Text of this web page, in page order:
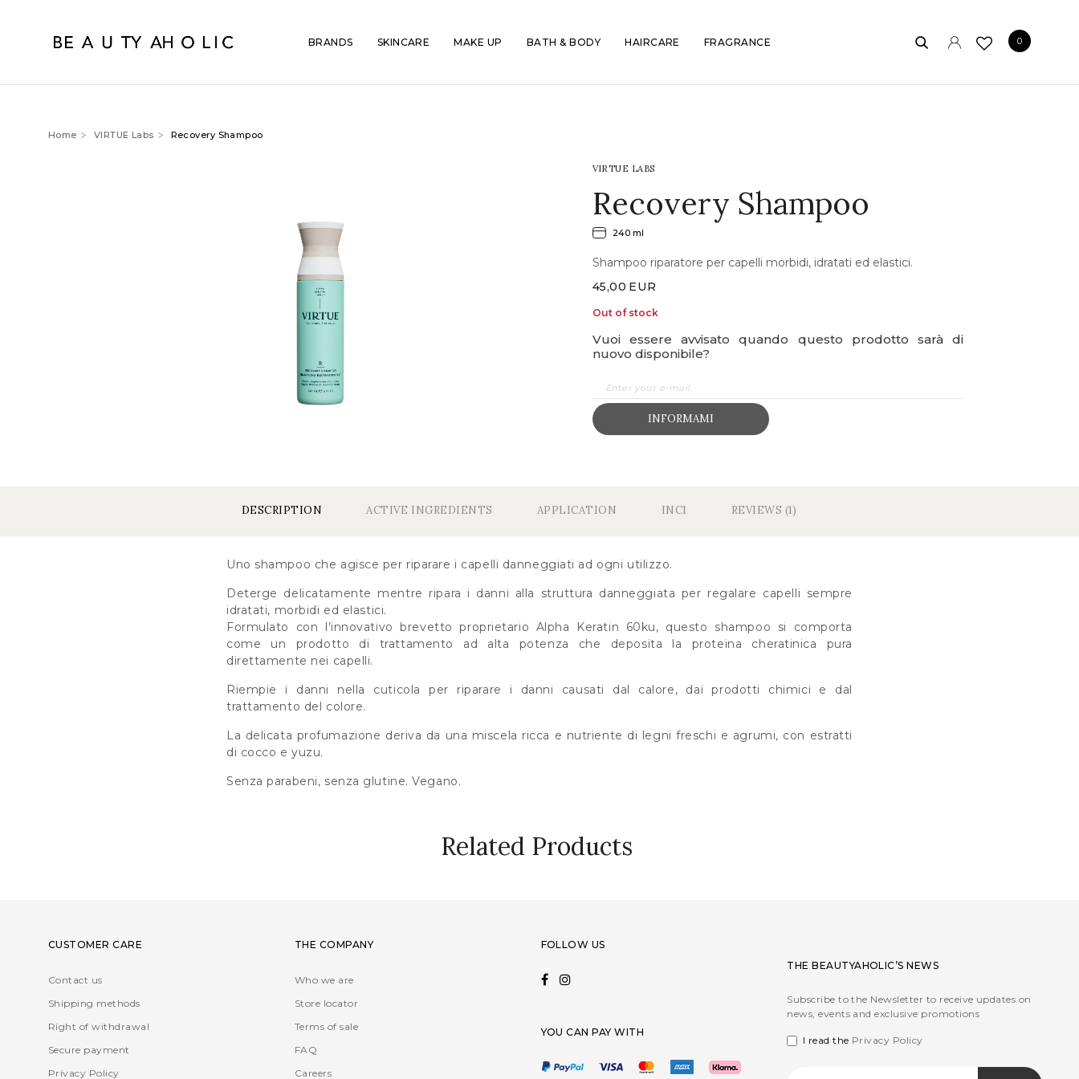
0
BRANDS SKINCARE MAKE UP BATH & BODY HAIRCARE FRAGRANCE
Home VIRTUE Labs Recovery Shampoo
VIRTUE LABS
Recovery Shampoo
240 ml
Shampoo riparatore per capelli morbidi, idratati ed elastici.
45,00 EUR
Out of stock
Vuoi essere avvisato quando questo prodotto sarà di
nuovo disponibile?
INFORMAMI
DESCRIPTION ACTIVE INGREDIENTS APPLICATION INCI REVIEWS (1)
Uno shampoo che agisce per riparare i capelli danneggiati ad ogni utilizzo.
Deterge delicatamente mentre ripara i danni alla struttura danneggiata per regalare capelli sempre
idratati, morbidi ed elastici.
Formulato con l’innovativo brevetto proprietario Alpha Keratin 60ku, questo shampoo si comporta
come un prodotto di trattamento ad alta potenza che deposita la proteina cheratinica pura
direttamente nei capelli.
Riempie i danni nella cuticola per riparare i danni causati dal calore, dai prodotti chimici e dal
trattamento del colore.
La delicata profumazione deriva da una miscela ricca e nutriente di legni freschi e agrumi, con estratti
di cocco e yuzu.
Senza parabeni, senza glutine. Vegano.
Related Products
CUSTOMER CARE
Contact us
Shipping methods
Right of withdrawal
Secure payment
Privacy Policy
THE COMPANY
Who we are
Store locator
Terms of sale
FAQ
Careers
FOLLOW US
YOU CAN PAY WITH
THE BEAUTYAHOLIC’S NEWS
Subscribe to the Newsletter to receive updates on
news, events and exclusive promotions
I read the Privacy Policy